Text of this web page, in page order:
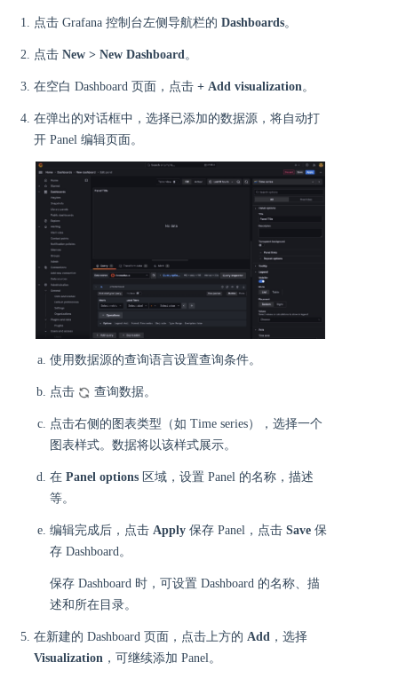
点击 Grafana 控制台左侧导航栏的 Dashboards。
点击 New > New Dashboard。
在空白 Dashboard 页面，点击 + Add visualization。
在弹出的对话框中，选择已添加的数据源，将自动打
开 Panel 编辑页面。
使用数据源的查询语言设置查询条件。
点击 查询数据。
点击右侧的图表类型（如 Time series），选择一个
图表样式。数据将以该样式展示。
在 Panel options 区域，设置 Panel 的名称，描述
等。
编辑完成后，点击 Apply 保存 Panel，点击 Save 保
存 Dashboard。
保存 Dashboard 时，可设置 Dashboard 的名称、描
述和所在目录。
在新建的 Dashboard 页面，点击上方的 Add ，选择
Visualization ，可继续添加 Panel。